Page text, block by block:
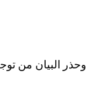
وحذر البيان من